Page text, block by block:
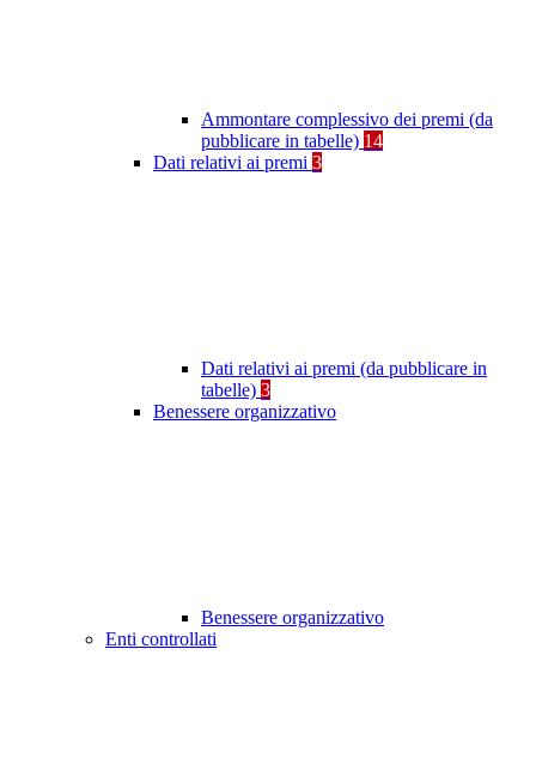
Ammontare complessivo dei premi (da
pubblicare in tabelle) 14
Dati relativi ai premi 3
Dati relativi ai premi (da pubblicare in
tabelle) 3
Benessere organizzativo
Benessere organizzativo
Enti controllati